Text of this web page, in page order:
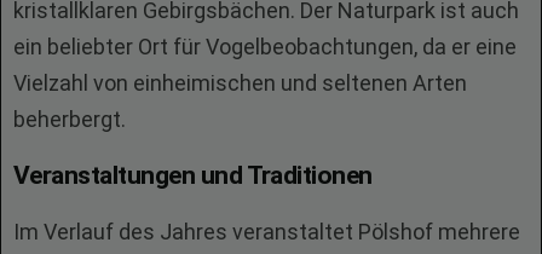
kristallklaren Gebirgsbächen. Der Naturpark ist auch
ein beliebter Ort für Vogelbeobachtungen, da er eine
Vielzahl von einheimischen und seltenen Arten
beherbergt.
Veranstaltungen und Traditionen
Im Verlauf des Jahres veranstaltet Pölshof mehrere